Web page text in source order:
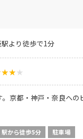
より徒歩で1分
。京都・神戸・奈良へ
駅から徒歩5分 駐車場